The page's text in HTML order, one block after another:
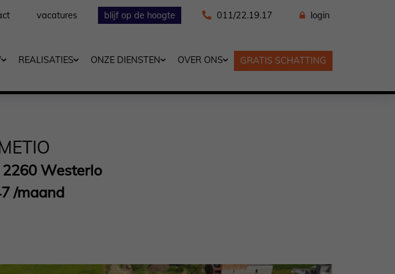
vacatures blijf op de hoogte 011/22.19.17 login
REALISATIES ONZE DIENSTEN OVER ONS GRATIS SCHATTING
Westerlo
/maand